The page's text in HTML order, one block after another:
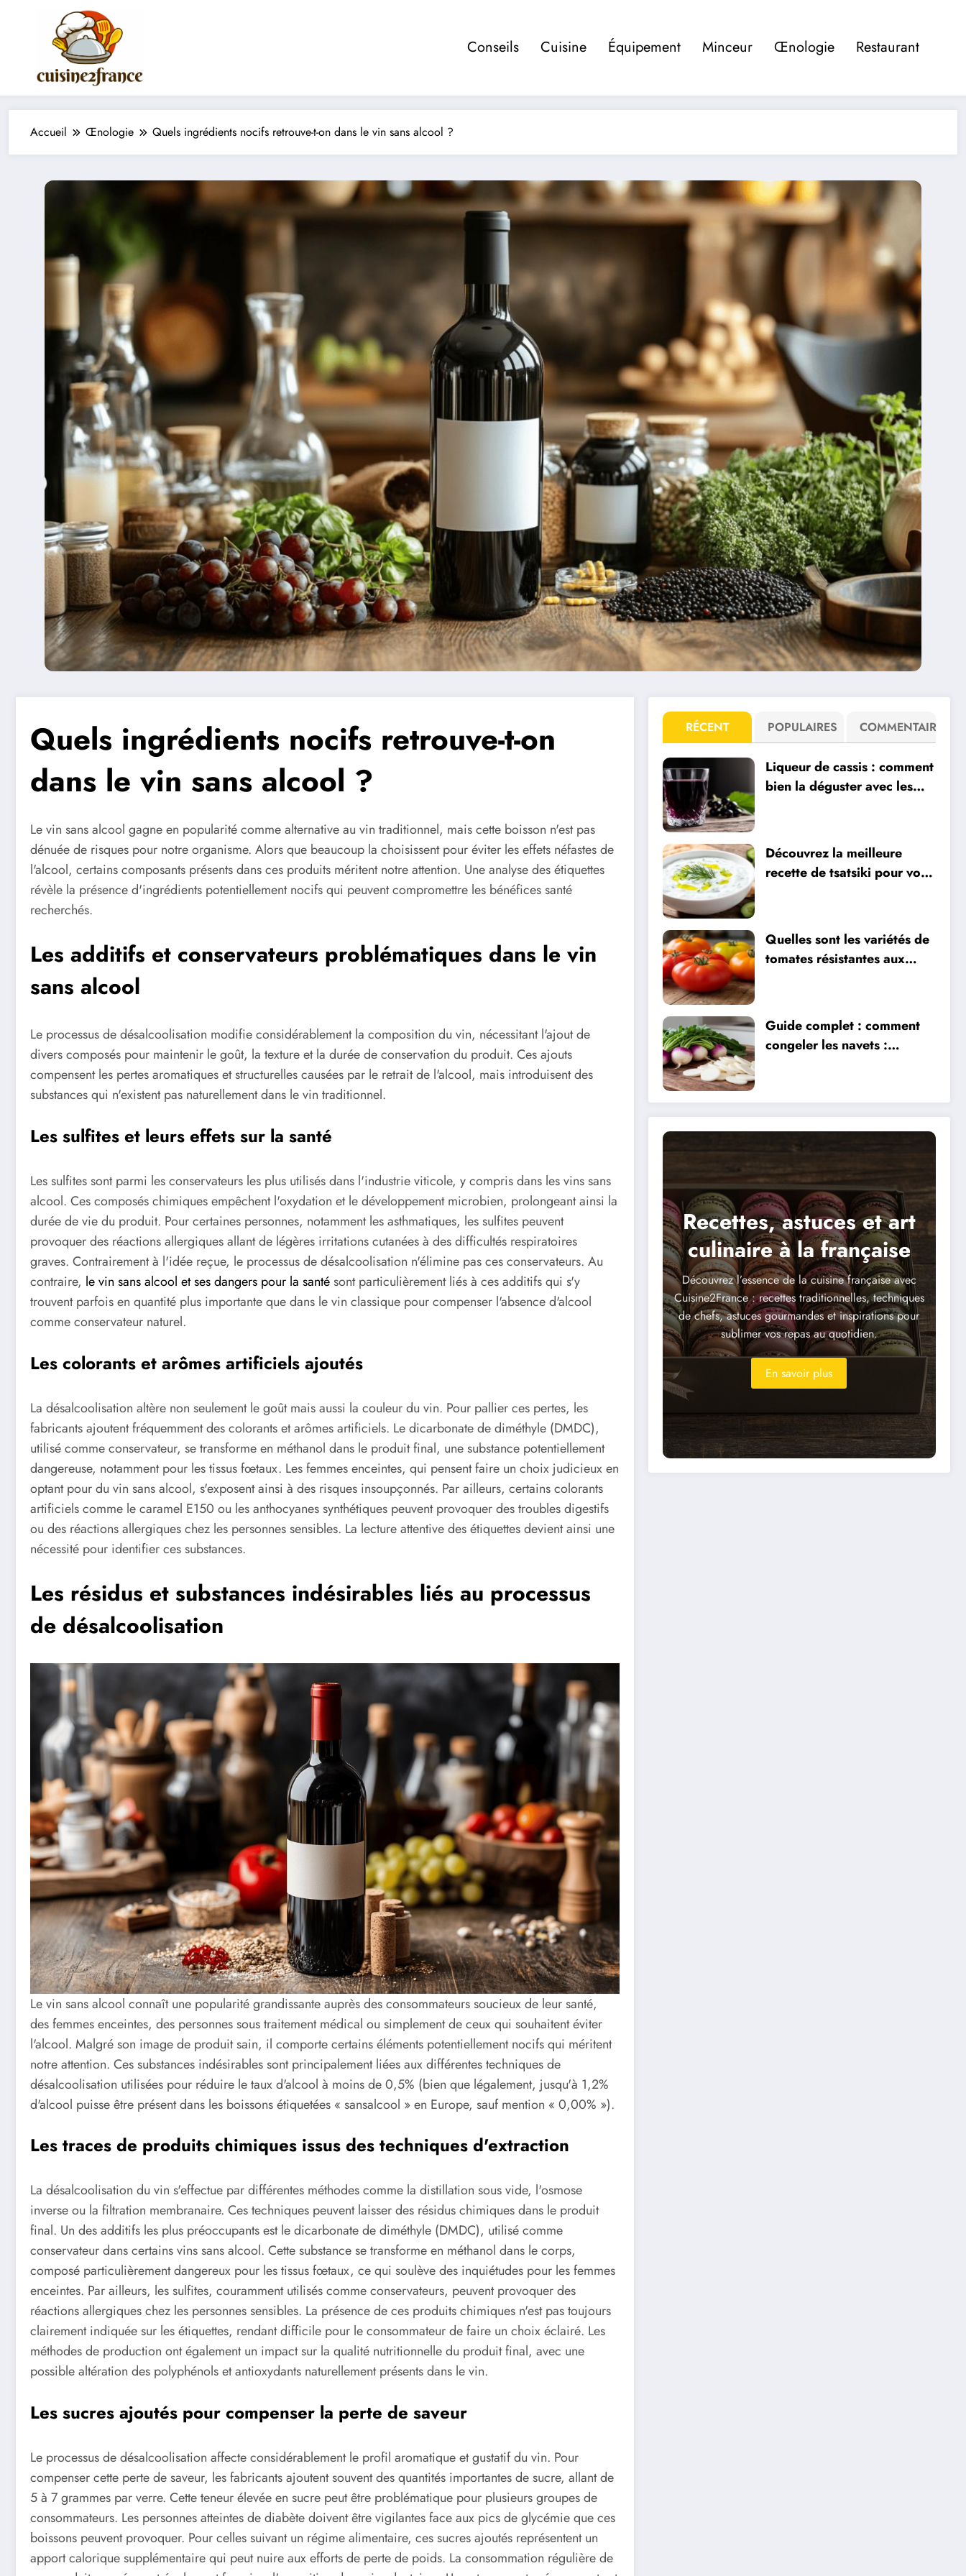
Conseils Cuisine Équipement Minceur Œnologie Restaurant
Accueil Œnologie Quels ingrédients nocifs retrouve-t-on dans le vin sans alcool ?
Quels ingrédients nocifs retrouve-t-on
dans le vin sans alcool ?
Le vin sans alcool gagne en popularité comme alternative au vin traditionnel, mais cette boisson n'est pas
dénuée de risques pour notre organisme. Alors que beaucoup la choisissent pour éviter les effets néfastes de
l'alcool, certains composants présents dans ces produits méritent notre attention. Une analyse des étiquettes
révèle la présence d'ingrédients potentiellement nocifs qui peuvent compromettre les bénéfices santé
recherchés.
Les additifs et conservateurs problématiques dans le vin
sans alcool
Le processus de désalcoolisation modifie considérablement la composition du vin, nécessitant l'ajout de
divers composés pour maintenir le goût, la texture et la durée de conservation du produit. Ces ajouts
compensent les pertes aromatiques et structurelles causées par le retrait de l'alcool, mais introduisent des
substances qui n'existent pas naturellement dans le vin traditionnel.
Les sulfites et leurs effets sur la santé
Les sulfites sont parmi les conservateurs les plus utilisés dans l'industrie viticole, y compris dans les vins sans
alcool. Ces composés chimiques empêchent l'oxydation et le développement microbien, prolongeant ainsi la
durée de vie du produit. Pour certaines personnes, notamment les asthmatiques, les sulfites peuvent
provoquer des réactions allergiques allant de légères irritations cutanées à des difficultés respiratoires
graves. Contrairement à l'idée reçue, le processus de désalcoolisation n'élimine pas ces conservateurs. Au
contraire, le vin sans alcool et ses dangers pour la santésont particulièrement liés à ces additifs qui s'y
trouvent parfois en quantité plus importante que dans le vin classique pour compenser l'absence d'alcool
comme conservateur naturel.
Les colorants et arômes artificiels ajoutés
La désalcoolisation altère non seulement le goût mais aussi la couleur du vin. Pour pallier ces pertes, les
fabricants ajoutent fréquemment des colorants et arômes artificiels. Le dicarbonate de diméthyle (DMDC),
utilisé comme conservateur, se transforme en méthanol dans le produit final, une substance potentiellement
dangereuse, notamment pour les tissus fœtaux. Les femmes enceintes, qui pensent faire un choix judicieux en
optant pour du vin sans alcool, s'exposent ainsi à des risques insoupçonnés. Par ailleurs, certains colorants
artificiels comme le caramel E150 ou les anthocyanes synthétiques peuvent provoquer des troubles digestifs
ou des réactions allergiques chez les personnes sensibles. La lecture attentive des étiquettes devient ainsi une
nécessité pour identifier ces substances.
Les résidus et substances indésirables liés au processus
de désalcoolisation
Le vin sans alcool connaît une popularité grandissante auprès des consommateurs soucieux de leur santé,
des femmes enceintes, des personnes sous traitement médical ou simplement de ceux qui souhaitent éviter
l'alcool. Malgré son image de produit sain, il comporte certains éléments potentiellement nocifs qui méritent
notre attention. Ces substances indésirables sont principalement liées aux différentes techniques de
désalcoolisation utilisées pour réduire le taux d'alcool à moins de 0,5% (bien que légalement, jusqu'à 1,2%
d'alcool puisse être présent dans les boissons étiquetées « sansalcool » en Europe, sauf mention « 0,00% »).
Les traces de produits chimiques issus des techniques d'extraction
La désalcoolisation du vin s'effectue par différentes méthodes comme la distillation sous vide, l'osmose
inverse ou la filtration membranaire. Ces techniques peuvent laisser des résidus chimiques dans le produit
final. Un des additifs les plus préoccupants est le dicarbonate de diméthyle (DMDC), utilisé comme
conservateur dans certains vins sans alcool. Cette substance se transforme en méthanol dans le corps,
composé particulièrement dangereux pour les tissus fœtaux, ce qui soulève des inquiétudes pour les femmes
enceintes. Par ailleurs, les sulfites, couramment utilisés comme conservateurs, peuvent provoquer des
réactions allergiques chez les personnes sensibles. La présence de ces produits chimiques n'est pas toujours
clairement indiquée sur les étiquettes, rendant difficile pour le consommateur de faire un choix éclairé. Les
méthodes de production ont également un impact sur la qualité nutritionnelle du produit final, avec une
possible altération des polyphénols et antioxydants naturellement présents dans le vin.
Les sucres ajoutés pour compenser la perte de saveur
Le processus de désalcoolisation affecte considérablement le profil aromatique et gustatif du vin. Pour
compenser cette perte de saveur, les fabricants ajoutent souvent des quantités importantes de sucre, allant de
5 à 7 grammes par verre. Cette teneur élevée en sucre peut être problématique pour plusieurs groupes de
consommateurs. Les personnes atteintes de diabète doivent être vigilantes face aux pics de glycémie que ces
boissons peuvent provoquer. Pour celles suivant un régime alimentaire, ces sucres ajoutés représentent un
apport calorique supplémentaire qui peut nuire aux efforts de perte de poids. La consommation régulière de
RÉCENT POPULAIRES COMMENTAIRE
Liqueur de cassis : comment
bien la déguster avec les
Découvrez la meilleure
recette de tsatsiki pour vos
Quelles sont les variétés de
tomates résistantes aux
Guide complet : comment
congeler les navets :
leur fraîcheur
Recettes, astuces et art
culinaire à la française
Découvrez l’essence de la cuisine française avec
Cuisine2France : recettes traditionnelles, techniques
de chefs, astuces gourmandes et inspirations pour
sublimer vos repas au quotidien.
En savoir plus